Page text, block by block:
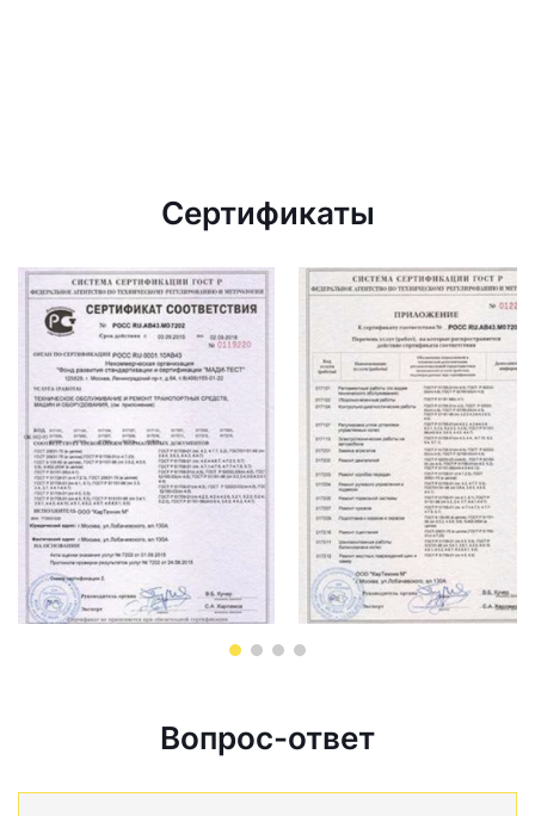
Сертификаты
Вопрос-ответ